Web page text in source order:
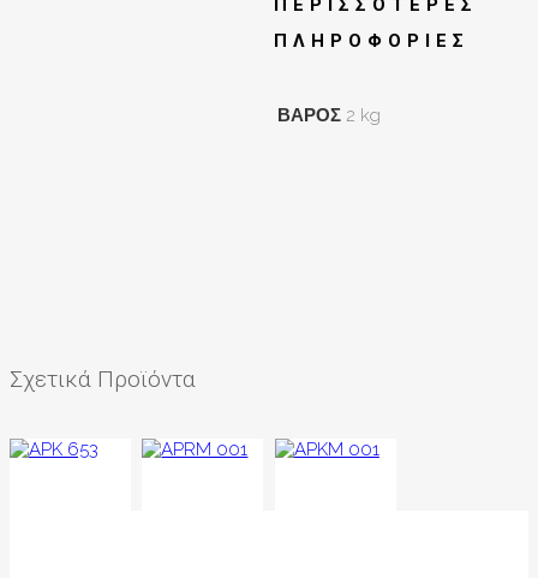
ΠΕΡΙΣΣΌΤΕΡΕΣ
ΠΛΗΡΟΦΟΡΊΕΣ
ΒΆΡΟΣ 2 kg
Σχετικά Προϊόντα